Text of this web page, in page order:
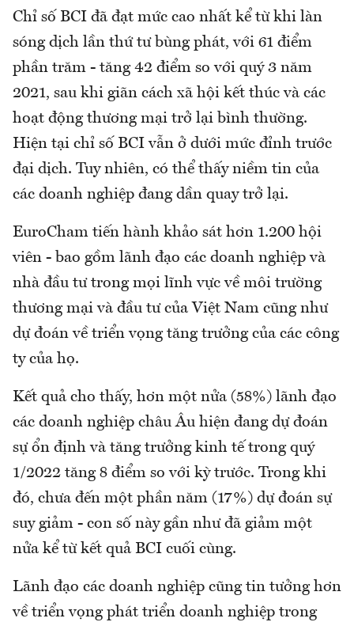
Chỉ số BCI đã đạt mức cao nhất kể từ khi làn
sóng dịch lần thứ tư bùng phát, với 61 điểm
phần trăm - tăng 42 điểm so với quý 3 năm
2021, sau khi giãn cách xã hội kết thúc và các
hoạt động thương mại trở lại bình thường.
Hiện tại chỉ số BCI vẫn ở dưới mức đỉnh trước
đại dịch. Tuy nhiên, có thể thấy niềm tin của
các doanh nghiệp đang dần quay trở lại.
EuroCham tiến hành khảo sát hơn 1.200 hội
viên - bao gồm lãnh đạo các doanh nghiệp và
nhà đầu tư trong mọi lĩnh vực về môi trường
thương mại và đầu tư của Việt Nam cũng như
dự đoán về triển vọng tăng trưởng của các công
ty của họ.
Kết quả cho thấy, hơn một nửa (58%) lãnh đạo
các doanh nghiệp châu Âu hiện đang dự đoán
sự ổn định và tăng trưởng kinh tế trong quý
1/2022 tăng 8 điểm so với kỳ trước. Trong khi
đó, chưa đến một phần năm (17%) dự đoán sự
suy giảm - con số này gần như đã giảm một
nửa kể từ kết quả BCI cuối cùng.
Lãnh đạo các doanh nghiệp cũng tin tưởng hơn
về triển vọng phát triển doanh nghiệp trong